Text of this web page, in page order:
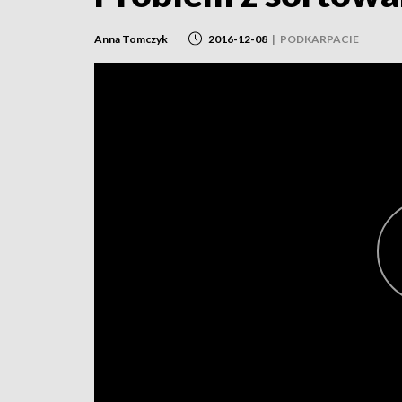
Anna Tomczyk 2016-12-08 | PODKARPACIE